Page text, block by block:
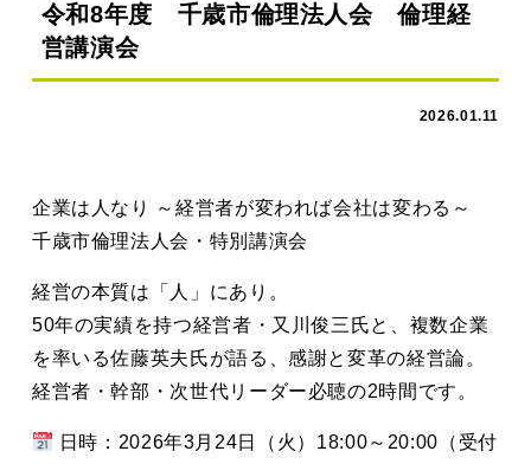
令和8年度 千歳市倫理法人会 倫理経
営講演会
2026.01.11
企業は人なり ～経営者が変われば会社は変わる～
千歳市倫理法人会・特別講演会
経営の本質は「人」にあり。
50年の実績を持つ経営者・又川俊三氏と、複数企業
を率いる佐藤英夫氏が語る、感謝と変革の経営論。
経営者・幹部・次世代リーダー必聴の2時間です。
日時：2026年3月24日（火）18:00～20:00（受付